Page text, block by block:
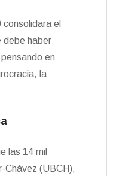
el
debe haber
en
la
las 14 mil
Chávez (UBCH),